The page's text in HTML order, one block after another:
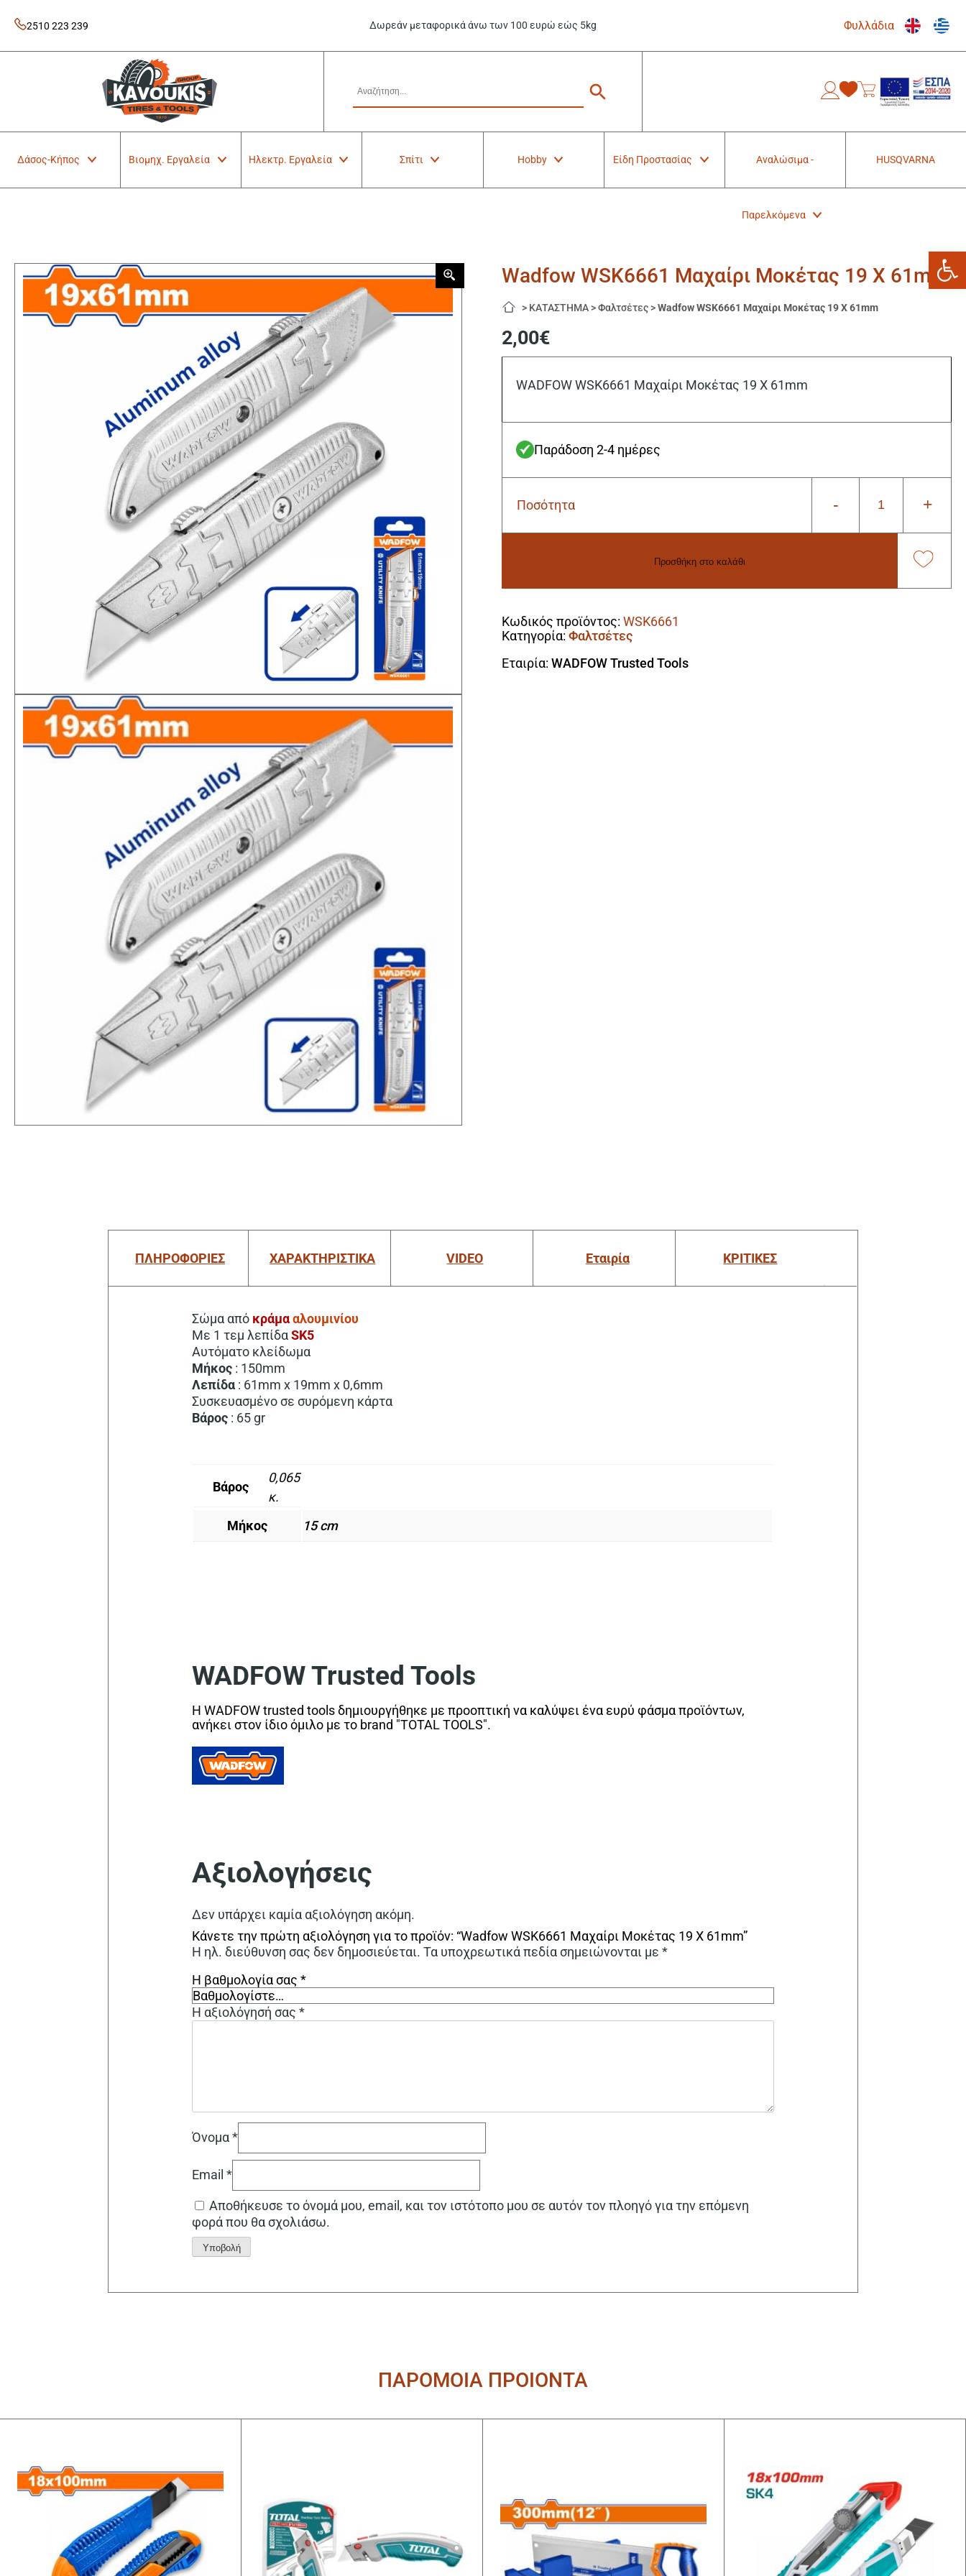
content
2510 223 239 Δωρεάν μεταφορικά άνω των 100 ευρώ εώς 5kg Φυλλάδια
Kavoukis Tools
Tires & Tools
Δάσος-Κήπος Βιομηχ. Εργαλεία Ηλεκτρ. Εργαλεία Σπίτι Hobby Είδη Προστασίας Αναλώσιμα -
Παρελκόμενα
HUSQVARNA
Wadfow WSK6661 Μαχαίρι Μοκέτας 19 Χ 61mm
> ΚΑΤΑΣΤΗΜΑ >Φαλτσέτες >Wadfow WSK6661 Μαχαίρι Μοκέτας 19 Χ 61mm
2,00€
WADFOW WSK6661 Μαχαίρι Μοκέτας 19 Χ 61mm
Παράδοση 2-4 ημέρες
Ποσότητα -
Wadfow
ποσότητα
+
Προσθήκη στο καλάθι
Κωδικός προϊόντος:WSK6661
Κατηγορία:Φαλτσέτες
Εταιρία: WADFOW Trusted Tools
ΠΛΗΡΟΦΟΡΙΕΣ ΧΑΡΑΚΤΗΡΙΣΤΙΚΑ VIDEO Εταιρία ΚΡΙΤΙΚΕΣ
Σώμα από κράμααλουμινίου
Με 1 τεμ λεπίδαSK5
Αυτόματο κλείδωμα
Μήκος : 150mm
Λεπίδα : 61mm x 19mm x 0,6mm
Συσκευασμένο σε συρόμενη κάρτα
Βάρος : 65 gr
Βάρος
0,065
κ.
Μήκος
15 cm
WADFOW Trusted Tools
Η WADFOW trusted tools δημιουργήθηκε με προοπτική να καλύψει ένα ευρύ φάσμα προϊόντων,
ανήκει στον ίδιο όμιλο με το brand "TOTAL TOOLS".
Αξιολογήσεις
Δεν υπάρχει καμία αξιολόγηση ακόμη.
Κάνετε την πρώτη αξιολόγηση για το προϊόν: “Wadfow WSK6661 Μαχαίρι Μοκέτας 19 Χ 61mm”
Η ηλ. διεύθυνση σας δεν δημοσιεύεται. Τα υποχρεωτικά πεδία σημειώνονται με*
Η βαθμολογία σας*
Η αξιολόγησή σας*
Όνομα*
Email*
Αποθήκευσε το όνομά μου, email, και τον ιστότοπο μου σε αυτόν τον πλοηγό για την επόμενη
φορά που θα σχολιάσω.
ΠΑΡΟΜΟΙΑ ΠΡΟΙΟΝΤΑ